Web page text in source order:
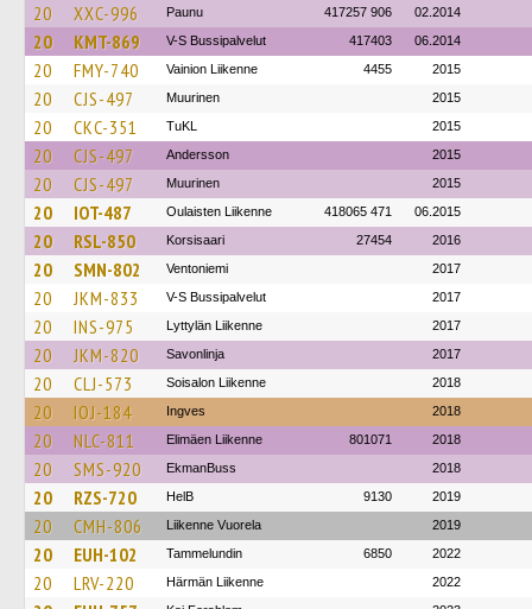
20 XXC-996 Paunu 417257 906 02.2014
20 KMT-869 V-S Bussipalvelut 417403 06.2014
20 FMY-740 Vainion Liikenne 4455 2015
20 CJS-497 Muurinen 2015
20 CKC-351 TuKL 2015
20 CJS-497 Andersson 2015
20 CJS-497 Muurinen 2015
20 IOT-487 Oulaisten Liikenne 418065 471 06.2015
20 RSL-850 Korsisaari 27454 2016
20 SMN-802 Ventoniemi 2017
20 JKM-833 V-S Bussipalvelut 2017
20 INS-975 Lyttylän Liikenne 2017
20 JKM-820 Savonlinja 2017
20 CLJ-573 Soisalon Liikenne 2018
20 IOJ-184 Ingves 2018
20 NLC-811 Elimäen Liikenne 801071 2018
20 SMS-920 EkmanBuss 2018
20 RZS-720 HelB 9130 2019
20 CMH-806 Liikenne Vuorela 2019
20 EUH-102 Tammelundin 6850 2022
20 LRV-220 Härmän Liikenne 2022